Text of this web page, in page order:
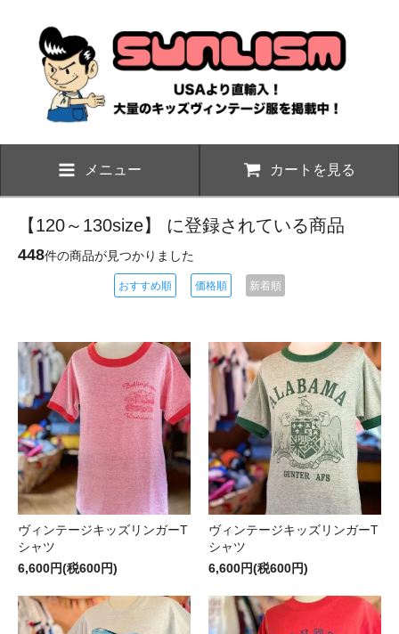
メニュー カートを見る
【120～130size】 に登録されている商品
448件の商品が見つかりました
おすすめ順 価格順 新着順
ヴィンテージキッズリンガーT
シャツ
6,600円(税600円)
ヴィンテージキッズリンガーT
シャツ
6,600円(税600円)